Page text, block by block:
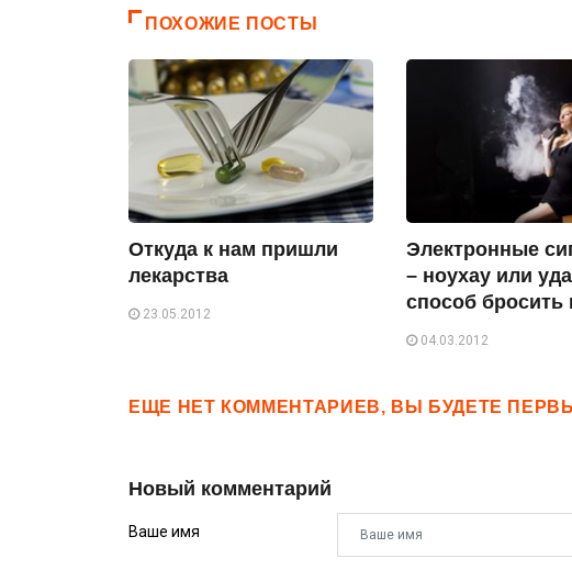
ПОХОЖИЕ ПОСТЫ
Откуда к нам пришли
лекарства
23.05.2012
Электронные
– ноухау или
способ бросить
04.03.2012
ЕЩЕ НЕТ КОММЕНТАРИЕВ, ВЫ БУДЕТЕ
Новый комментарий
Ваше имя